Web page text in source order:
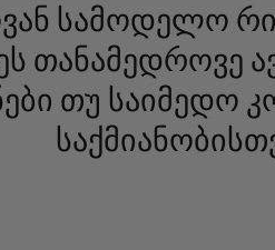
სამოდელო
ეს
თუ საიმედო